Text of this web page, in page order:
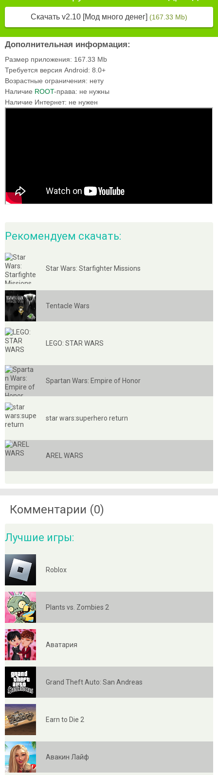
Скачать v2.10 [Мод много денег] (167.33 Mb)
Дополнительная информация:
Размер приложения: 167.33 Mb
Требуется версия Android: 8.0+
Возрастные ограничения: нету
Наличие ROOT-права: не нужны
Наличие Интернет: не нужен
Рекомендуем скачать:
Star Wars: Starfighter Missions
Tentacle Wars
LEGO: STAR WARS
Spartan Wars: Empire of Honor
star wars:superhero return
AREL WARS
Комментарии (0)
Лучшие игры:
Roblox
Plants vs. Zombies 2
Аватария
Grand Theft Auto: San Andreas
Earn to Die 2
Авакин Лайф